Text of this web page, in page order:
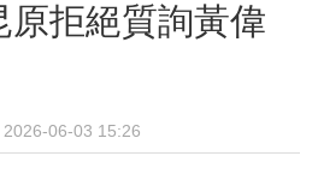
原拒絕質詢黃偉
2026-06-03 15:26